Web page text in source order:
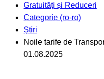
Gratuități și Reduceri
Categorie (ro-ro)
Știri
Noile tarife de
01.08.2025